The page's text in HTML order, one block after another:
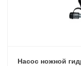
Насос ножной